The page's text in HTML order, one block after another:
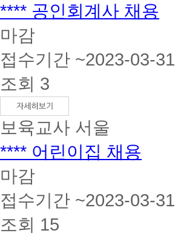
**** 공인회계사 채용
마감
접수기간 ~2023-03-31
조회 3
보육교사 서울
**** 어린이집 채용
마감
접수기간 ~2023-03-31
조회 15